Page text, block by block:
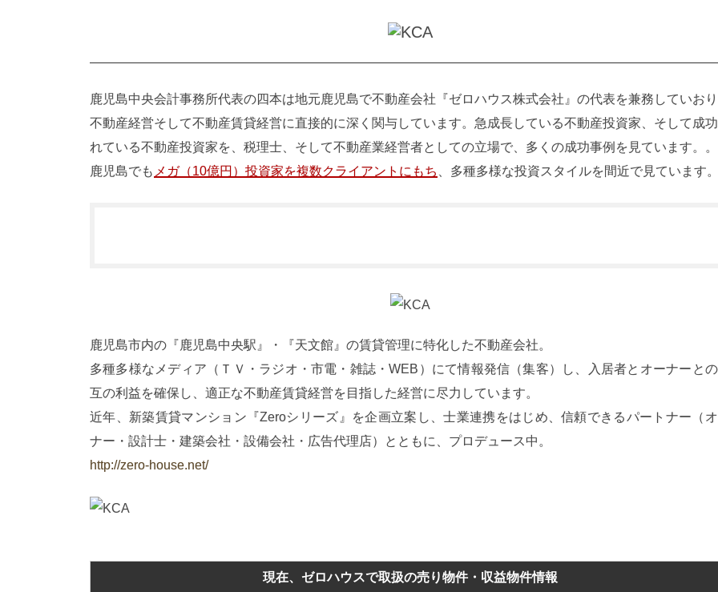
鹿児島中央会計事務所代表の四本は地元鹿児島で不動産会社『ゼロハウス株式会社』の代表を兼務していお
不動産経営そして不動産賃貸経営に直接的に深く関与しています。急成長している不動産投資家、そして成
れている不動産投資家を、税理士、そして不動産業経営者としての立場で、多くの成功事例を見ています。。
鹿児島でも メガ（10億円）投資家を複数クライアントにもち 、多種多様な投資スタイルを間近で見ています
鹿児島市内の『鹿児島中央駅』・『天文館』の賃貸管理に特化した不動産会社。
多種多様なメディア（ＴＶ・ラジオ・市電・雑誌・WEB）にて情報発信（集客）し、入居者とオーナーと
互の利益を確保し、適正な不動産賃貸経営を目指した経営に尽力しています。
近年、新築賃貸マンション『Zeroシリーズ』を企画立案し、士業連携をはじめ、信頼できるパートナー（
ナー・設計士・建築会社・設備会社・広告代理店）とともに、プロデュース中。
http://zero-house.net/
現在、ゼロハウスで取扱の売り物件・収益物件情報